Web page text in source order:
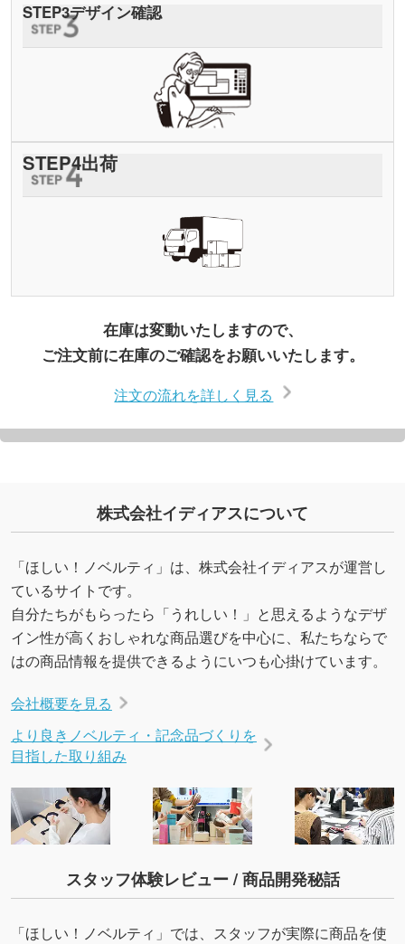
STEP3デザイン確認
STEP4出荷
在庫は変動いたしますので、
ご注文前に在庫のご確認をお願いいたします。
注文の流れを詳しく見る
株式会社イディアスについて
「ほしい！ノベルティ」は、株式会社イディアスが運営し
ているサイトです。
自分たちがもらったら「うれしい！」と思えるようなデザ
イン性が高くおしゃれな商品選びを中心に、私たちならで
はの商品情報を提供できるようにいつも心掛けています。
会社概要を見る
より良きノベルティ・記念品づくりを
目指した取り組み
スタッフ体験レビュー / 商品開発秘話
「ほしい！ノベルティ」では、スタッフが実際に商品を使